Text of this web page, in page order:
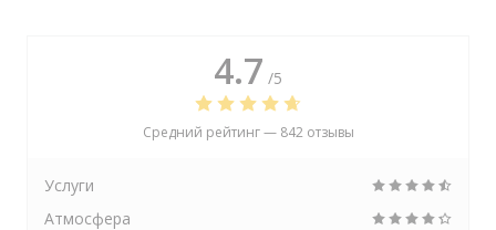
4.7 /5
Средний рейтинг — 842 отзывы
Услуги
Атмосфера